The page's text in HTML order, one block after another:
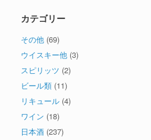
カテゴリー
その他 (69)
ウイスキー他 (3)
スピリッツ (2)
ビール類 (11)
リキュール (4)
ワイン (18)
日本酒 (237)